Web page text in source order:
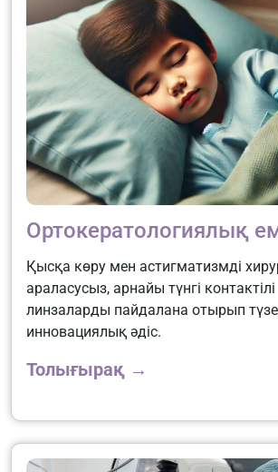
Ортокератологиялық
Қысқа көру мен астигматизмді
араласусыз, арнайы түнгі контактілі
линзаларды пайдалана отырып
инновациялық әдіс.
Толығырақ →